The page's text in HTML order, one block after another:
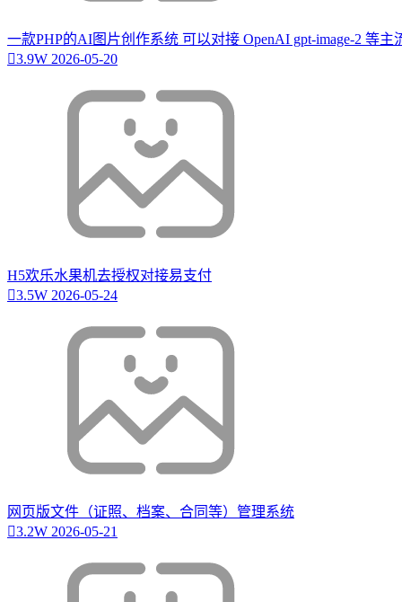
一款PHP的AI图片创作系统 可以对接 OpenAI gpt-image-2 等主
3.9W 2026-05-20
H5欢乐水果机去授权对接易支付
3.5W 2026-05-24
网页版文件（证照、档案、合同等）管理系统
3.2W 2026-05-21